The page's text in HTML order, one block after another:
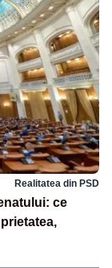
Realitatea din PSD
ce